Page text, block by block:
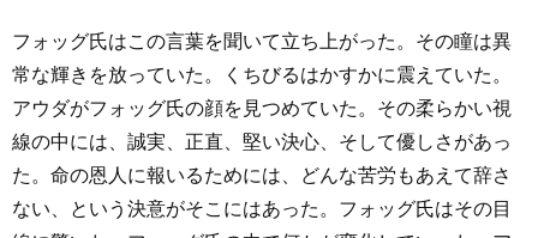
フォッグ氏はこの言葉を聞いて立ち上がった。その瞳は異
常な輝きを放っていた。くちびるはかすかに震えていた。
アウダがフォッグ氏の顔を見つめていた。その柔らかい視
線の中には、誠実、正直、堅い決心、そして優しさがあっ
た。命の恩人に報いるためには、どんな苦労もあえて辞さ
ない、という決意がそこにはあった。フォッグ氏はその目